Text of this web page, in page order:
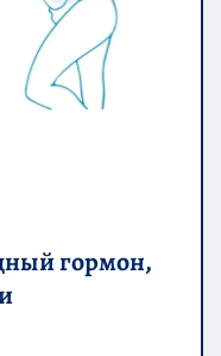
гормон,